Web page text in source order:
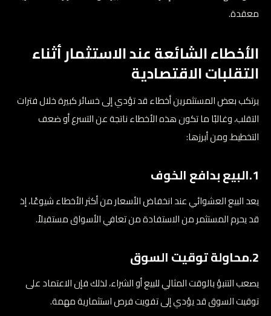
معقدة.
الأخطاء الشائعة عند الاستثمار أثناء
التقلبات الاقتصادية
يرتكب بعض المستثمرين أخطاء قد تؤدي إلى خسائر كبيرة خلال فترات
التقلب، وغالبًا ما تكون هذه الأخطاء ناتجة عن التسرع أو ضعف
التخطيط. ومن أبرزها:
1.البيع بدافع الخوف
يعد البيع العشوائي عند انخفاض الأسعار من أكثر الأخطاء شيوعًا، إذ
قد يحرم المستثمر من الاستفادة من تعافي الأسواق مستقبلاً.
2.محاولة توقيت السوق
يصعب التنبؤ بالوقت المثالي للبيع أو الشراء، لذلك فإن الاعتماد على
توقيت السوق قد يؤدي إلى تفويت فرص استثمارية مهمة.